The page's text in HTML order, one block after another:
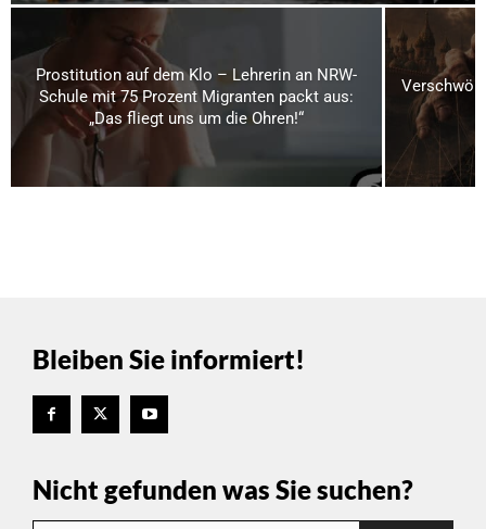
Prostitution auf dem Klo – Lehrerin an NRW-
Schule mit 75 Prozent Migranten packt aus:
„Das fliegt uns um die Ohren!“
Bleiben Sie informiert!
Nicht gefunden was Sie suchen?